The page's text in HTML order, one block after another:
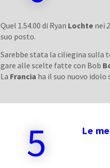
Quel 1.54.00 di Ryan Lochte nei
suo posto.
Sarebbe stata la ciliegina sulla
gare alle scelte fatte con Bob
La Francia ha il suo nuovo idolo
5 Le